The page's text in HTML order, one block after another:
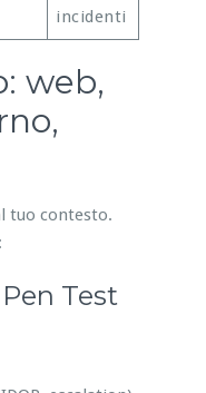
incidenti
web,
tuo contesto.
Test